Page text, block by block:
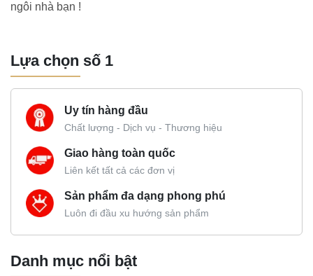
ngôi nhà bạn !
Lựa chọn số 1
Uy tín hàng đầu
Chất lượng - Dịch vụ - Thương hiệu
Giao hàng toàn quốc
Liên kết tất cả các đơn vị
Sản phẩm đa dạng phong phú
Luôn đi đầu xu hướng sản phẩm
Danh mục nổi bật